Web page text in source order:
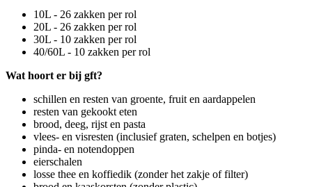
10L - 26 zakken per rol
20L - 26 zakken per rol
30L - 10 zakken per rol
40/60L - 10 zakken per rol
Wat hoort er bij gft?
schillen en resten van groente, fruit en aardappelen
resten van gekookt eten
brood, deeg, rijst en pasta
vlees- en visresten (inclusief graten, schelpen en botjes)
pinda- en notendoppen
eierschalen
losse thee en koffiedik (zonder het zakje of filter)